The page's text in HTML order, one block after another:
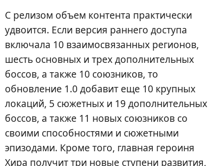
С релизом объем контента практически
удвоится. Если версия раннего доступа
включала 10 взаимосвязанных регионов,
шесть основных и трех дополнительных
боссов, а также 10 союзников, то
обновление 1.0 добавит еще 10 крупных
локаций, 5 сюжетных и 19 дополнительных
боссов, а также 11 новых союзников со
своими способностями и сюжетными
эпизодами. Кроме того, главная героиня
Хира получит три новые ступени развития,